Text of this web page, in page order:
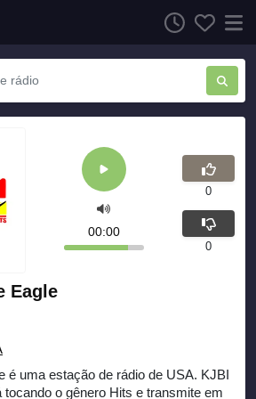
Eagle
é uma estação de rádio de USA. KJBI
tocando o gênero Hits e transmite em
00:00
0
0